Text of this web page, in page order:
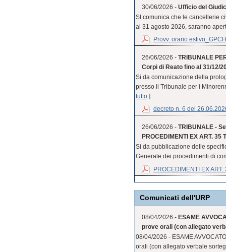
30/06/2026 - Ufficio del
SI comunica che le cancellerie
al 31 agosto 2026, saranno
Provv. orario
26/06/2026 - TRIBUNALE
Corpi di Reato fino al 31/12/
Si da comunicazione della
presso il Tribunale per i
tutto]
decreto n. 6 del
26/06/2026 - TRIBUNALE -
PROCEDIMENTI EX ART.
Si da pubblicazione delle
Generale dei procedimenti di
PROCEDIMENTI EX
Comunicati dell'URP
08/04/2026 - ESAME
prove orali (con allegato
08/04/2026 - ESAME
orali (con allegato verbale